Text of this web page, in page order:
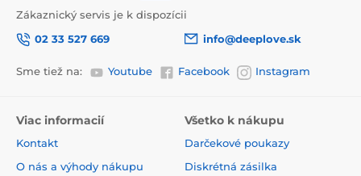
Zákaznický servis je k dispozícii
02 33 527 669
info@deeplove.sk
Sme tiež na: Youtube Facebook Instagram
Viac informacií
Kontakt
O nás a výhody nákupu
Všetko k nákupu
Darčekové poukazy
Diskrétná zásilka